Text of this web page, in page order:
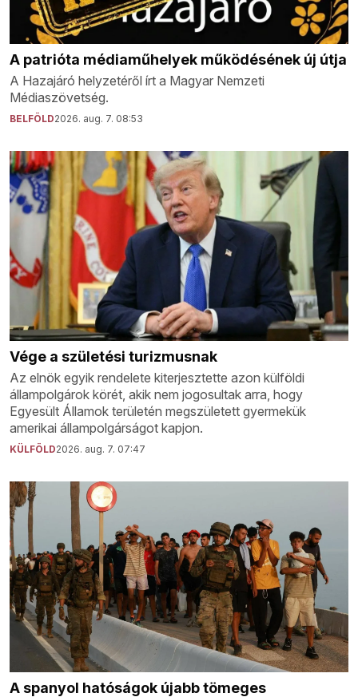
A patrióta médiaműhelyek működésének új útja
A Hazajáró helyzetéről írt a Magyar Nemzeti
Médiaszövetség.
BELFÖLD2026. aug. 7. 08:53
Vége a születési turizmusnak
Az elnök egyik rendelete kiterjesztette azon külföldi
állampolgárok körét, akik nem jogosultak arra, hogy
Egyesült Államok területén megszületett gyermekük
amerikai állampolgárságot kapjon.
KÜLFÖLD2026. aug. 7. 07:47
A spanyol hatóságok újabb tömeges